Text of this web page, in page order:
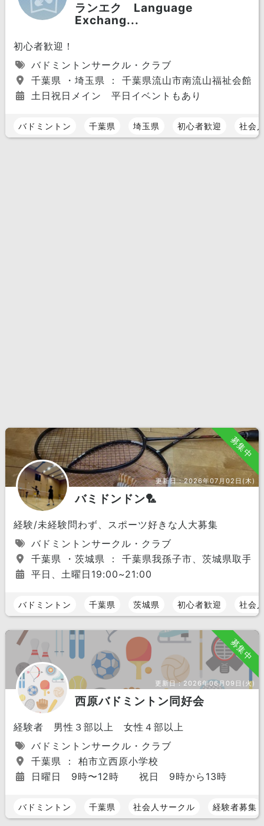
ランエク Language
Exchang...
初心者歓迎！
バドミントンサークル・クラブ
千葉県 ・埼玉県 ： 千葉県流山市南流山福祉会館
土日祝日メイン 平日イベントもあり
バドミントン 千葉県 埼玉県 初心者歓迎 社会
募集中
更新日：2026年07月02日(木)
バミドンドン🏸
経験/未経験問わず、スポーツ好きな人大募集
バドミントンサークル・クラブ
千葉県 ・茨城県 ： 千葉県我孫子市、茨城県取手
平日、土曜日19:00~21:00
バドミントン 千葉県 茨城県 初心者歓迎 社会
募集中
更新日：2026年06月09日(火)
西原バドミントン同好会
経験者 男性３部以上 女性４部以上
バドミントンサークル・クラブ
千葉県 ： 柏市立西原小学校
日曜日 9時〜12時 祝日 9時から13時
バドミントン 千葉県 社会人サークル 経験者募集